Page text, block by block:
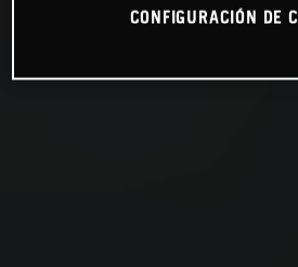
CONFIGURACIÓN DE